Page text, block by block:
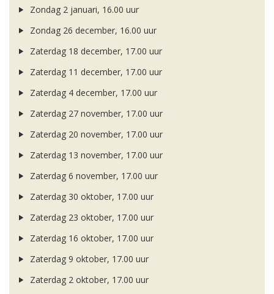
Zondag 2 januari, 16.00 uur
Zondag 26 december, 16.00 uur
Zaterdag 18 december, 17.00 uur
Zaterdag 11 december, 17.00 uur
Zaterdag 4 december, 17.00 uur
Zaterdag 27 november, 17.00 uur
Zaterdag 20 november, 17.00 uur
Zaterdag 13 november, 17.00 uur
Zaterdag 6 november, 17.00 uur
Zaterdag 30 oktober, 17.00 uur
Zaterdag 23 oktober, 17.00 uur
Zaterdag 16 oktober, 17.00 uur
Zaterdag 9 oktober, 17.00 uur
Zaterdag 2 oktober, 17.00 uur